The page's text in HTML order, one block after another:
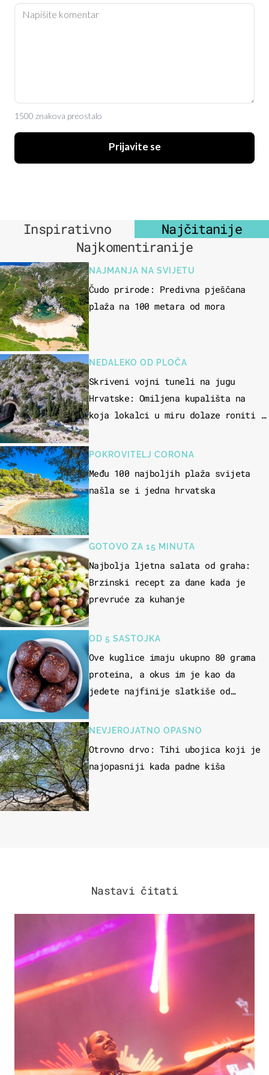
1500 znakova preostalo
Prijavite se
Inspirativno
Najčitanije
Najkomentiranije
NAJMANJA NA SVIJETU
Čudo prirode: Predivna pješčana
plaža na 100 metara od mora
NEDALEKO OD PLOČA
Skriveni vojni tuneli na jugu
Hrvatske: Omiljena kupališta na
koja lokalci u miru dolaze roniti i
POKROVITELJ CORONA
Među 100 najboljih plaža svijeta
našla se i jedna hrvatska
GOTOVO ZA 15 MINUTA
Najbolja ljetna salata od graha:
Brzinski recept za dane kada je
prevruće za kuhanje
OD 5 SASTOJKA
Ove kuglice imaju ukupno 80 grama
proteina, a okus im je kao da
jedete najfinije slatkiše od
NEVJEROJATNO OPASNO
Otrovno drvo: Tihi ubojica koji je
najopasniji kada padne kiša
Nastavi čitati
KULTURA & ZABAVA